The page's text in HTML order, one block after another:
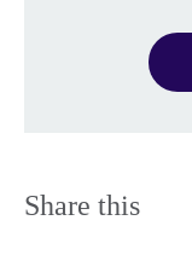
Share this